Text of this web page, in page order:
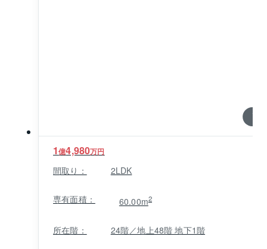
1 / 0
1億4,980万円
間取り： 2LDK
専有面積： 60.00m2
所在階： 24階／地上48階 地下1階